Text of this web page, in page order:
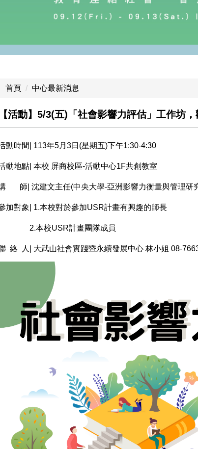
首頁 中心最新消息
【活動】5/3(五)「社會影響力評估」工作坊
動時間| 113年5月3日(星期五)下午1:30-4:30
動地點| 本校 屏商校區-活動中心1F共創教室
師| 沈建文主任(中央大學-亞洲影響力衡量與管理研
加對象| 1.本校對於參加USR計畫有興趣的師長
2.本校USR計畫團隊成員
絡 人| 大武山社會實踐暨永續發展中心 林小姐 08-